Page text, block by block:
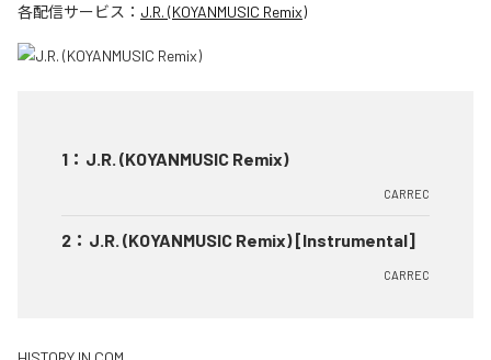
各配信サービス： J.R. (KOYANMUSIC Remix)
1 ： J.R. (KOYANMUSIC Remix)
CARREC
2 ： J.R. (KOYANMUSIC Remix) [Instrumental]
CARREC